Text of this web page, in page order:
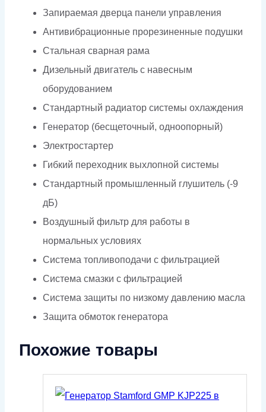
Запираемая дверца панели управления
Антивибрационные прорезиненные подушки
Стальная сварная рама
Дизельный двигатель с навесным
оборудованием
Стандартный радиатор системы охлаждения
Генератор (бесщеточный, одноопорный)
Электростартер
Гибкий переходник выхлопной системы
Стандартный промышленный глушитель (-9
дБ)
Воздушный фильтр для работы в
нормальных условиях
Система топливоподачи с фильтрацией
Система смазки с фильтрацией
Система защиты по низкому давлению масла
Защита обмоток генератора
Похожие товары